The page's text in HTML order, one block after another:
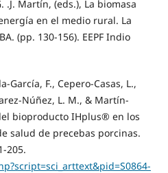
.J. Martín, (eds.), La biomasa
en el medio rural. La
(pp. 130-156). EEPF Indio
García, F., Cepero-Casas, L.,
Núñez, L. M., & Martín-
bioproducto IHplus® en los
salud de precebas porcinas.
205.